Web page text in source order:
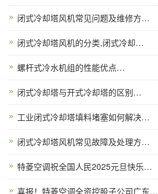
闭式冷却塔风机常见问题及维修方…
闭式冷却塔风机的分类,闭式冷却…
螺杆式冷水机组的性能优点…
闭式冷却塔与开式冷却塔的区别…
工业闭式冷却塔填料堵塞如何解决…
闭式冷却塔风机常见故障及处理方…
特菱空调祝全国人民2025元旦快乐…
喜报！特菱空调全资控股子公司广东…